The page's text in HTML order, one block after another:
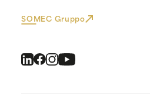
SOMEC Gruppo